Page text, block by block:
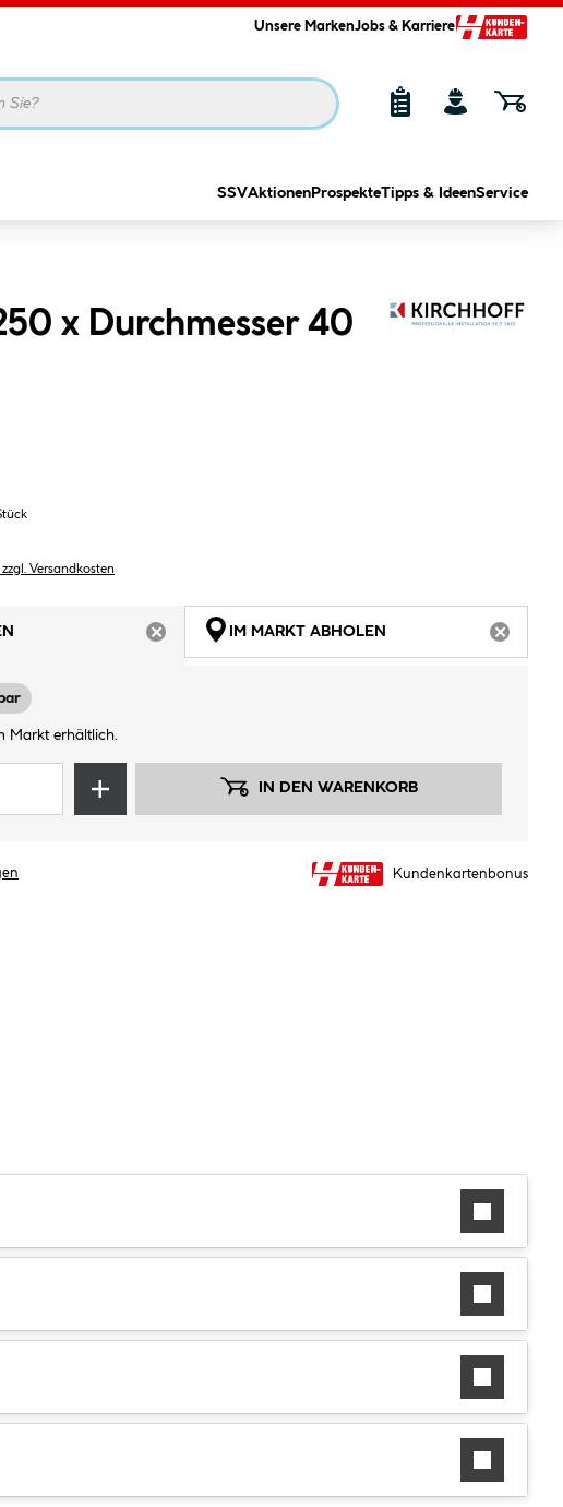
Unsere MarkenJobs & Karriere
SSVAktionen ProspekteTipps & IdeenService
x Durchmesser 40
Versandkosten
ARTIKEL NICHT VERFÜGBAR
IM MARKT ABHOLEN
Markt erhältlich.
IN DEN WARENKORB
Kundenkartenbonus